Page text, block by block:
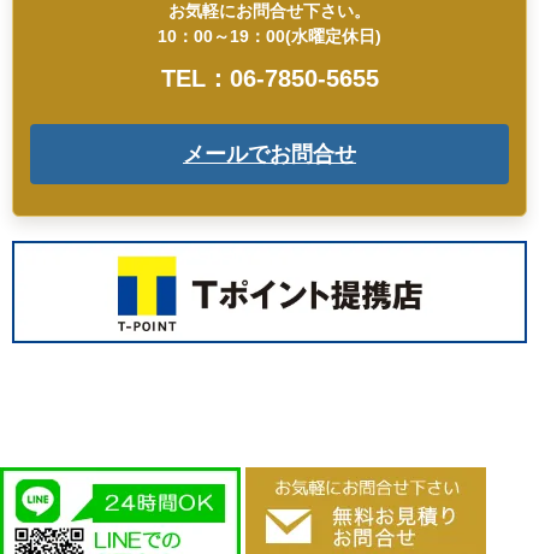
お気軽にお問合せ下さい。
10：00～19：00(水曜定休日)
TEL：06-7850-5655
メールでお問合せ